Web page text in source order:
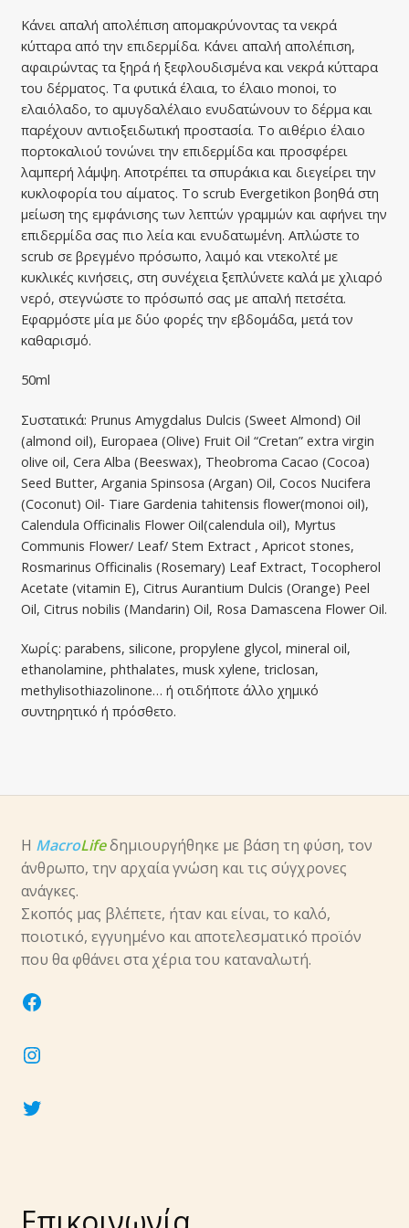
Κάνει απαλή απολέπιση απομακρύνοντας τα νεκρά
κύτταρα από την επιδερμίδα. Κάνει απαλή απολέπιση,
αφαιρώντας τα ξηρά ή ξεφλουδισμένα και νεκρά κύτταρα
του δέρματος. Τα φυτικά έλαια, το έλαιο monoi, το
ελαιόλαδο, το αμυγδαλέλαιο ενυδατώνουν το δέρμα και
παρέχουν αντιοξειδωτική προστασία. Το αιθέριο έλαιο
πορτοκαλιού τονώνει την επιδερμίδα και προσφέρει
λαμπερή λάμψη. Αποτρέπει τα σπυράκια και διεγείρει την
κυκλοφορία του αίματος. Το scrub Evergetikon βοηθά στη
μείωση της εμφάνισης των λεπτών γραμμών και αφήνει την
επιδερμίδα σας πιο λεία και ενυδατωμένη. Απλώστε το
scrub σε βρεγμένο πρόσωπο, λαιμό και ντεκολτέ με
κυκλικές κινήσεις, στη συνέχεια ξεπλύνετε καλά με χλιαρό
νερό, στεγνώστε το πρόσωπό σας με απαλή πετσέτα.
Εφαρμόστε μία με δύο φορές την εβδομάδα, μετά τον
καθαρισμό.
50ml
Συστατικά: Prunus Amygdalus Dulcis (Sweet Almond) Oil
(almond oil), Europaea (Olive) Fruit Oil “Cretan” extra virgin
olive oil, Cera Alba (Beeswax), Theobroma Cacao (Cocoa)
Seed Butter, Argania Spinsosa (Argan) Oil, Cocos Nucifera
(Coconut) Oil- Tiare Gardenia tahitensis flower(monoi oil),
Calendula Officinalis Flower Oil(calendula οil), Myrtus
Communis Flower/ Leaf/ Stem Extract , Apricot stones,
Rosmarinus Officinalis (Rosemary) Leaf Extract, Tocopherol
Acetate (vitamin E), Citrus Aurantium Dulcis (Orange) Peel
Oil, Citrus nobilis (Mandarin) Oil, Rosa Damascena Flower Oil.
Χωρίς: parabens, silicone, propylene glycol, mineral oil,
ethanolamine, phthalates, musk xylene, triclosan,
methylisothiazolinone… ή οτιδήποτε άλλο χημικό
συντηρητικό ή πρόσθετο.
Η MacroLifeδημιουργήθηκε με βάση τη φύση, τον
άνθρωπο, την αρχαία γνώση και τις σύγχρονες
ανάγκες.
Σκοπός μας βλέπετε, ήταν και είναι, το καλό,
ποιοτικό, εγγυημένο και αποτελεσματικό προϊόν
που θα φθάνει στα χέρια του καταναλωτή.
facebook
instagram
twitter